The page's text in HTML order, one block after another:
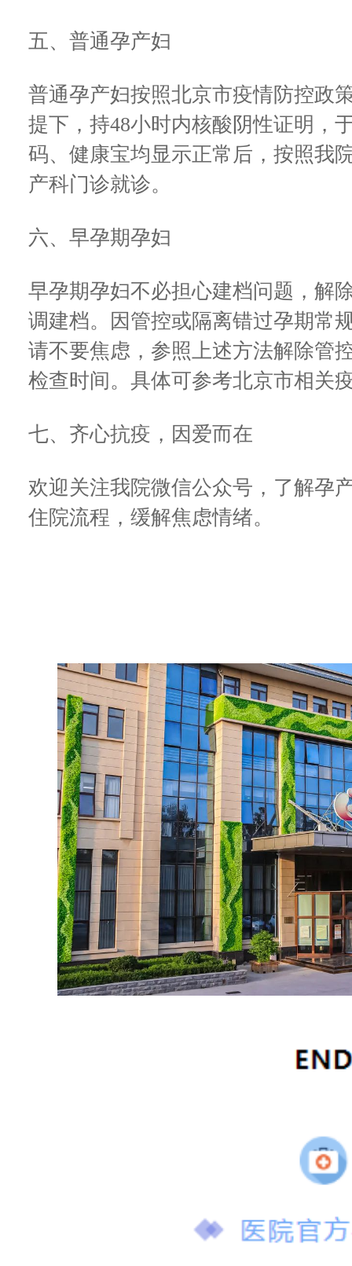
五、普通孕产妇
普通孕产妇按照北京市疫情防控政
提下，持48小时内核酸阴性证明，
码、健康宝均显示正常后，按照我
产科门诊就诊。
六、早孕期孕妇
早孕期孕妇不必担心建档问题，解
调建档。因管控或隔离错过孕期常
请不要焦虑，参照上述方法解除管
检查时间。具体可参考北京市相关
七、齐心抗疫，因爱而在
欢迎关注我院微信公众号，了解孕
住院流程，缓解焦虑情绪。